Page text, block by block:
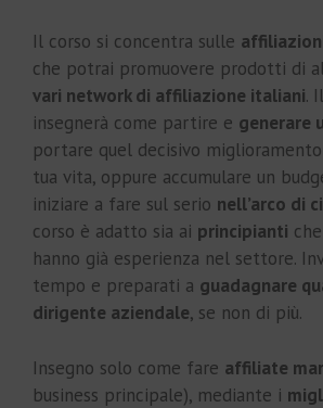
Il corso si concentra sulle
che potrai promuovere prodotti di
vari network di affiliazione italiani.
insegnerà come partire e generare
portare quel decisivo
tua vita, oppure accumulare un
iniziare a fare sul serio nell’arco di
corso è adatto sia ai principianti
hanno già esperienza nel settore.
tempo e preparati a guadagnare
dirigente aziendale, se non di più.
Insegno solo come fare affiliate
business principale), mediante i